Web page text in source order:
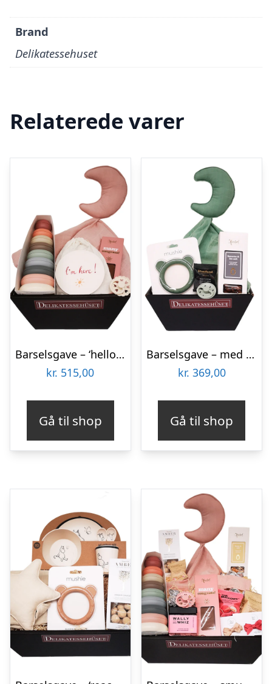
Brand
Delikatessehuset
Relaterede varer
Barselsgave – ‘hello babygirl’
kr. 515,00
Gå til shop
Barselsgave – med nusseklud, sut og bidering
kr. 369,00
Gå til shop